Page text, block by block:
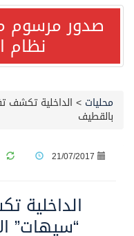
صدور مرسوم
نظام
محليات > الداخلية تكشف
بالقطيف
21/07/2017
الداخلية
“سيهات”